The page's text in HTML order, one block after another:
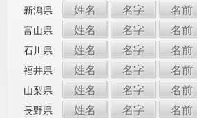
新潟県 姓名 名字 名前
富山県 姓名 名字 名前
石川県 姓名 名字 名前
福井県 姓名 名字 名前
山梨県 姓名 名字 名前
長野県 姓名 名字 名前